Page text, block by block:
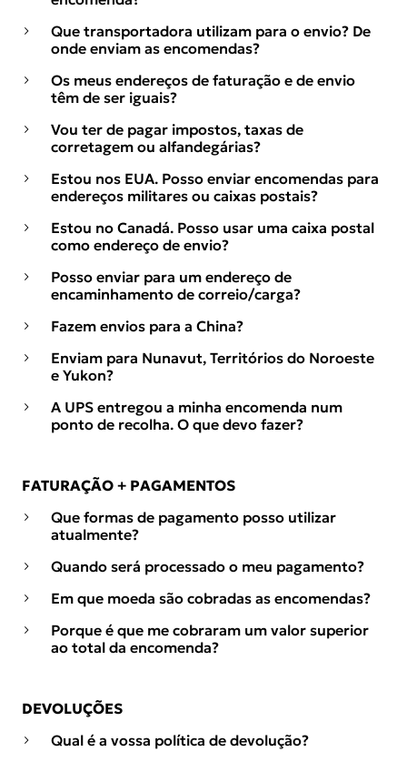
Que transportadora utilizam para o envio? De
onde enviam as encomendas?
Os meus endereços de faturação e de envio
têm de ser iguais?
Vou ter de pagar impostos, taxas de
corretagem ou alfandegárias?
Estou nos EUA. Posso enviar encomendas para
endereços militares ou caixas postais?
Estou no Canadá. Posso usar uma caixa postal
como endereço de envio?
Posso enviar para um endereço de
encaminhamento de correio/carga?
Fazem envios para a China?
Enviam para Nunavut, Territórios do Noroeste
e Yukon?
A UPS entregou a minha encomenda num
ponto de recolha. O que devo fazer?
FATURAÇÃO + PAGAMENTOS
Que formas de pagamento posso utilizar
atualmente?
Quando será processado o meu pagamento?
Em que moeda são cobradas as encomendas?
Porque é que me cobraram um valor superior
ao total da encomenda?
DEVOLUÇÕES
Qual é a vossa política de devolução?